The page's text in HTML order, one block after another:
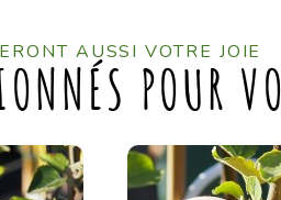
AUSSI VOTRE JOIE
POUR